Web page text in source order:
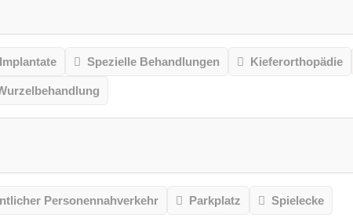
Implantate Spezielle Behandlungen Kieferorthopädie
Personennahverkehr Parkplatz Spielecke